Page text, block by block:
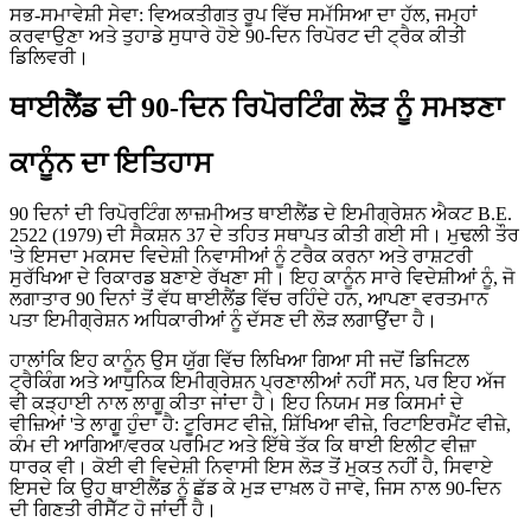
ਸਭ-ਸਮਾਵੇਸ਼ੀ ਸੇਵਾ: ਵਿਅਕਤੀਗਤ ਰੂਪ ਵਿੱਚ ਸਮੱਸਿਆ ਦਾ ਹੱਲ, ਜਮ੍ਹਾਂ
ਕਰਵਾਉਣਾ ਅਤੇ ਤੁਹਾਡੇ ਸੁਧਾਰੇ ਹੋਏ 90-ਦਿਨ ਰਿਪੋਰਟ ਦੀ ਟ੍ਰੈਕ ਕੀਤੀ
ਡਿਲਿਵਰੀ।
ਥਾਈਲੈਂਡ ਦੀ 90-ਦਿਨ ਰਿਪੋਰਟਿੰਗ ਲੋੜ ਨੂੰ ਸਮਝਣਾ
ਕਾਨੂੰਨ ਦਾ ਇਤਿਹਾਸ
90 ਦਿਨਾਂ ਦੀ ਰਿਪੋਰਟਿੰਗ ਲਾਜ਼ਮੀਅਤ ਥਾਈਲੈਂਡ ਦੇ ਇਮੀਗ੍ਰੇਸ਼ਨ ਐਕਟ B.E.
2522 (1979) ਦੀ ਸੈਕਸ਼ਨ 37 ਦੇ ਤਹਿਤ ਸਥਾਪਤ ਕੀਤੀ ਗਈ ਸੀ। ਮੁਢਲੀ ਤੌਰ
'ਤੇ ਇਸਦਾ ਮਕਸਦ ਵਿਦੇਸ਼ੀ ਨਿਵਾਸੀਆਂ ਨੂੰ ਟਰੈਕ ਕਰਨਾ ਅਤੇ ਰਾਸ਼ਟਰੀ
ਸੁਰੱਖਿਆ ਦੇ ਰਿਕਾਰਡ ਬਣਾਏ ਰੱਖਣਾ ਸੀ। ਇਹ ਕਾਨੂੰਨ ਸਾਰੇ ਵਿਦੇਸ਼ੀਆਂ ਨੂੰ, ਜੋ
ਲਗਾਤਾਰ 90 ਦਿਨਾਂ ਤੋਂ ਵੱਧ ਥਾਈਲੈਂਡ ਵਿੱਚ ਰਹਿੰਦੇ ਹਨ, ਆਪਣਾ ਵਰਤਮਾਨ
ਪਤਾ ਇਮੀਗ੍ਰੇਸ਼ਨ ਅਧਿਕਾਰੀਆਂ ਨੂੰ ਦੱਸਣ ਦੀ ਲੋੜ ਲਗਾਉਂਦਾ ਹੈ।
ਹਾਲਾਂਕਿ ਇਹ ਕਾਨੂੰਨ ਉਸ ਯੁੱਗ ਵਿੱਚ ਲਿਖਿਆ ਗਿਆ ਸੀ ਜਦੋਂ ਡਿਜਿਟਲ
ਟ੍ਰੈਕਿੰਗ ਅਤੇ ਆਧੁਨਿਕ ਇਮੀਗ੍ਰੇਸ਼ਨ ਪ੍ਰਣਾਲੀਆਂ ਨਹੀਂ ਸਨ, ਪਰ ਇਹ ਅੱਜ
ਵੀ ਕੜ੍ਹਾਈ ਨਾਲ ਲਾਗੂ ਕੀਤਾ ਜਾਂਦਾ ਹੈ। ਇਹ ਨਿਯਮ ਸਭ ਕਿਸਮਾਂ ਦੇ
ਵੀਜ਼ਿਆਂ 'ਤੇ ਲਾਗੂ ਹੁੰਦਾ ਹੈ: ਟੂਰਿਸਟ ਵੀਜ਼ੇ, ਸ਼ਿੱਖਿਆ ਵੀਜ਼ੇ, ਰਿਟਾਇਰਮੈਂਟ ਵੀਜ਼ੇ,
ਕੰਮ ਦੀ ਆਗਿਆ/ਵਰਕ ਪਰਮਿਟ ਅਤੇ ਇੱਥੇ ਤੱਕ ਕਿ ਥਾਈ ਇਲੀਟ ਵੀਜ਼ਾ
ਧਾਰਕ ਵੀ। ਕੋਈ ਵੀ ਵਿਦੇਸ਼ੀ ਨਿਵਾਸੀ ਇਸ ਲੋੜ ਤੋਂ ਮੁਕਤ ਨਹੀਂ ਹੈ, ਸਿਵਾਏ
ਇਸਦੇ ਕਿ ਉਹ ਥਾਈਲੈਂਡ ਨੂੰ ਛੱਡ ਕੇ ਮੁੜ ਦਾਖ਼ਲ ਹੋ ਜਾਵੇ, ਜਿਸ ਨਾਲ 90-ਦਿਨ
ਦੀ ਗਿਣਤੀ ਰੀਸੈੱਟ ਹੋ ਜਾਂਦੀ ਹੈ।